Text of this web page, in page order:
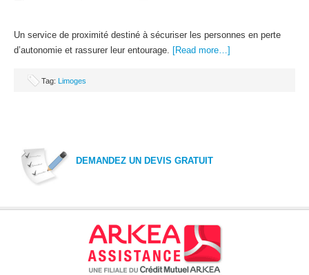
Un service de proximité destiné à sécuriser les personnes en perte
d’autonomie et rassurer leur entourage. [Read more…]
Tag: Limoges
DEMANDEZ UN DEVIS GRATUIT